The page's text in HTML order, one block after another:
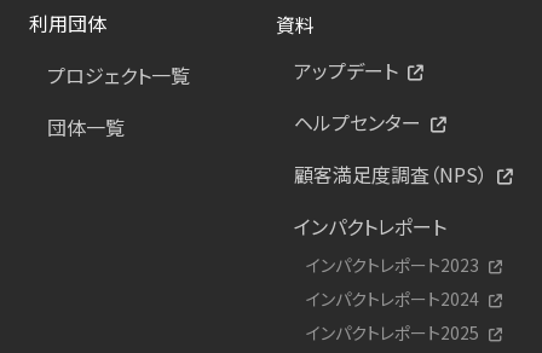
利用団体
プロジェクト一覧
団体一覧
資料
アップデート
ヘルプセンター
顧客満足度調査（NPS）
インパクトレポート
インパクトレポート2023
インパクトレポート2024
インパクトレポート2025